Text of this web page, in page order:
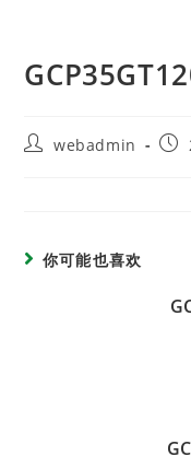
webadmin
你可能也喜欢